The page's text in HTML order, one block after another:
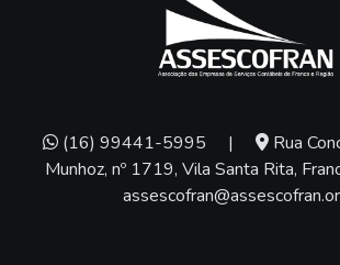
(16) 99441-5995 |
Rua
Munhoz, nº 1719, Vila Santa Rita,